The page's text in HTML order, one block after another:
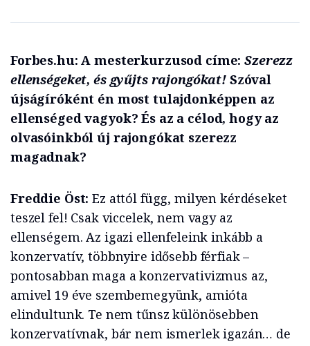
Forbes.hu: A mesterkurzusod címe:Szerezz
ellenségeket, és gyűjts rajongókat! Szóval
újságíróként én most tulajdonképpen az
ellenséged vagyok? És az a célod, hogy az
olvasóinkból új rajongókat szerezz
magadnak?
Freddie Öst:Ez attól függ, milyen kérdéseket
teszel fel! Csak viccelek, nem vagy az
ellenségem. Az igazi ellenfeleink inkább a
konzervatív, többnyire idősebb férfiak –
pontosabban maga a konzervativizmus az,
amivel 19 éve szembemegyünk, amióta
elindultunk. Te nem tűnsz különösebben
konzervatívnak, bár nem ismerlek igazán… de